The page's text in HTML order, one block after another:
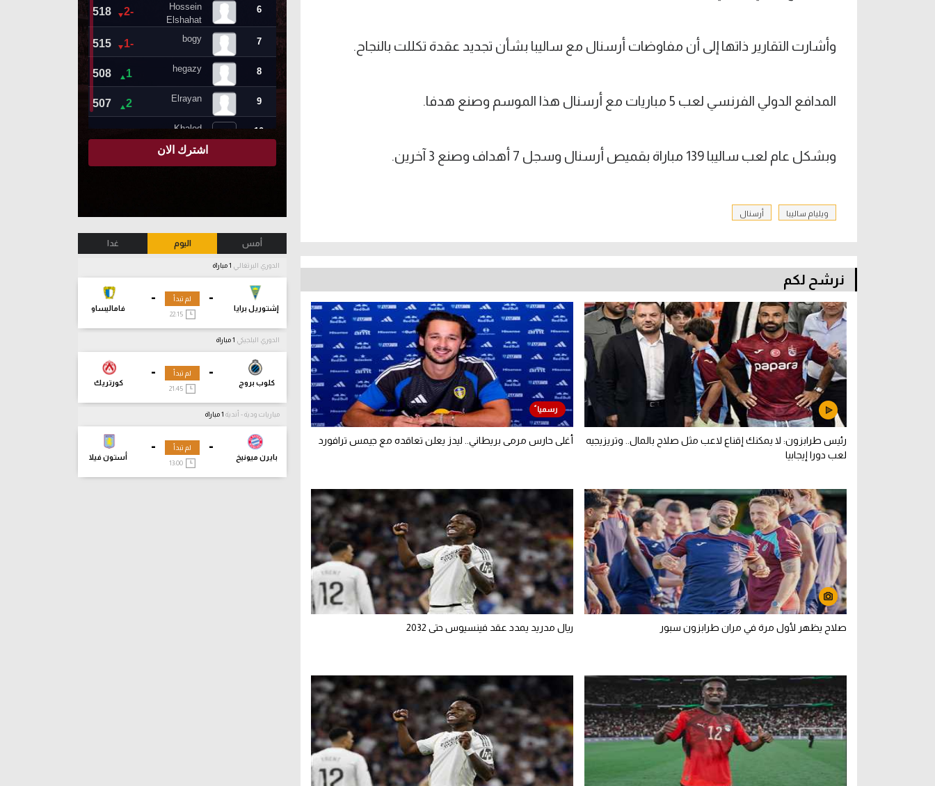
وأشارت التقارير ذاتها إلى أن مفاوضات أرسنال مع ساليبا بشأن تجديد عقدة تكللت بالنجاح.
المدافع الدولي الفرنسي لعب 5 مباريات مع أرسنال هذا الموسم وصنع هدفا.
وبشكل عام لعب ساليبا 139 مباراة بقميص أرسنال وسجل 7 أهداف وصنع 3 آخرين.
ويليام ساليبا أرسنال
نرشح لكم
رئيس طرابزون: لا يمكنك إقناع لاعب مثل صلاح بالمال.. وتريزيجيه
لعب دورا إيجابيا
أغلى حارس مرمى بريطاني.. ليدز يعلن تعاقده مع جيمس ترافورد
صلاح يظهر لأول مرة في مران طرابزون سبور ريال مدريد يمدد عقد فينسيوس حتى 2032
أمس اليوم غدا
الدوري البرتغالي
-
إشتوريل برايا
-
فاماليساو
لم تبدأ
22:15
الدوري البلجيكي
-
كلوب بروج
-
كورتريك
لم تبدأ
مباريات ودية - أندية
-
بايرن ميونيخ
-
أستون فيلا
لم تبدأ